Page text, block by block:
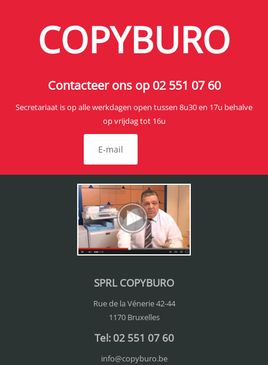
COPYBURO
Contacteer ons op 02 551 07 60
Secretariaat is op alle werkdagen open tussen 8u30 en 17u behalve
op vrijdag tot 16u
E-mail
SPRL COPYBURO
Rue de la Vénerie 42-44
1170 Bruxelles
Tel: 02 551 07 60
info@copyburo.be